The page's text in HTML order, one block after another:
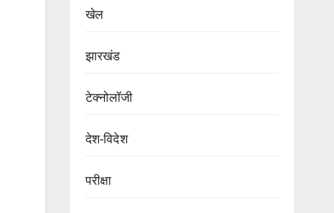
खेल
झारखंड
टेक्नोलॉजी
देश-विदेश
परीक्षा